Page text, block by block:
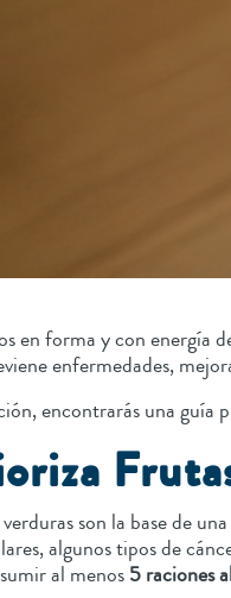
en forma y con energía
enfermedades,
encontrarás una guía
son la base de
algunos tipos de
al menos5 raciones